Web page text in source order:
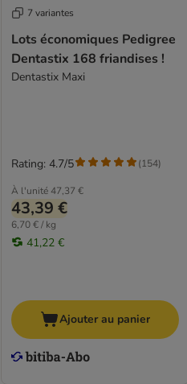
7 variantes
Lots économiques Pedigree
Dentastix 168 friandises !
Dentastix Maxi
À l'unité 47,37 €
43,39 €
6,70 € / kg
41,22 €
Rating: 4.7/5 (154)
Ajouter au panier